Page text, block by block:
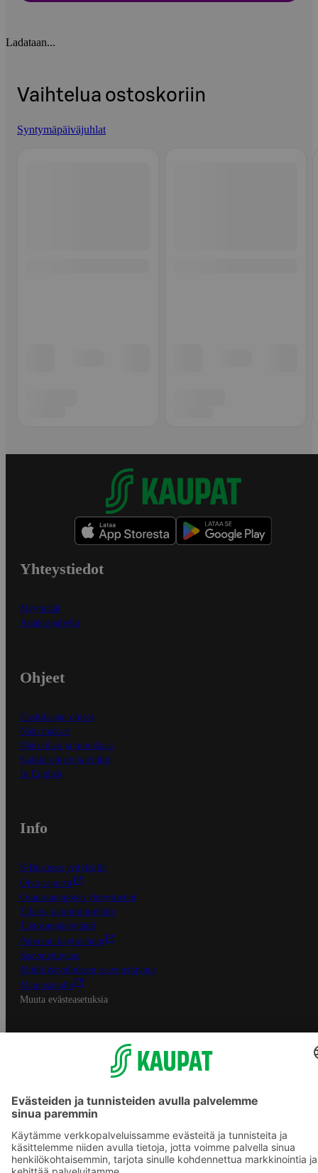
Ladataan...
Vaihtelua ostoskoriin
Syntymäpäiväjuhlat
Yhteystiedot
Myymälät
Asiakaspalvelu
Ohjeet
Ensitilaajan ohjeet
Näin maksat
Näin tilaat ja muokkaat
Kaikki ohjeet ja vinkit
In English
Info
S-Business yrityksille
Oiva-raportit
Osuuskauppojen yhteystiedot
Tilaus- ja toimitusehdot
Tietosuojakäytäntö
Palvelun käyttöehdot
Saavutettavuus
Mobiilisovelluksen saavutettavuus
Mainostajalle
Muuta evästeasetuksia
S-ryhmän palvelut
S-ryhmä
Asiakasomistajuus
S-ostoslista -sovellus
Prisma.fi